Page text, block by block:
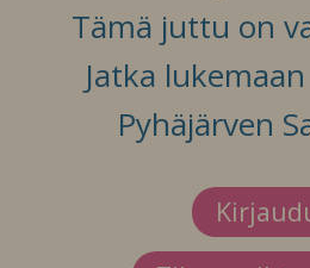
Tämä juttu on
Jatka
Pyhäjärven